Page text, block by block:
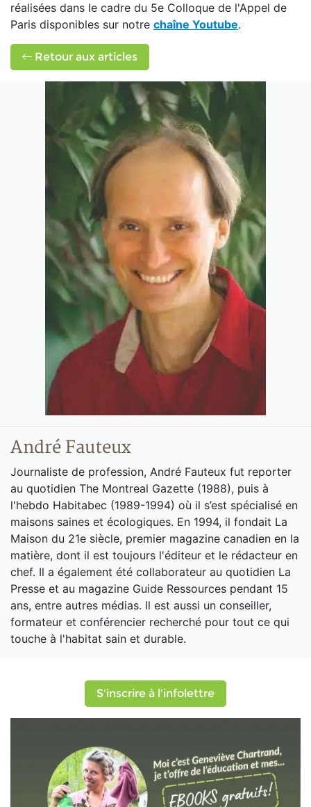
réalisées dans le cadre du 5e Colloque de l'Appel de
Paris disponibles sur notre chaîne Youtube.
Retour aux articles
André Fauteux
Journaliste de profession, André Fauteux fut reporter
au quotidien The Montreal Gazette (1988), puis à
l'hebdo Habitabec (1989-1994) où il s’est spécialisé en
maisons saines et écologiques. En 1994, il fondait La
Maison du 21e siècle, premier magazine canadien en la
matière, dont il est toujours l'éditeur et le rédacteur en
chef. Il a également été collaborateur au quotidien La
Presse et au magazine Guide Ressources pendant 15
ans, entre autres médias. Il est aussi un conseiller,
formateur et conférencier recherché pour tout ce qui
touche à l'habitat sain et durable.
S'inscrire à l'infolettre